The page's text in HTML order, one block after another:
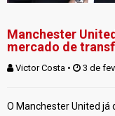
Manchester
mercado de
Victor Costa • 3 de
O Manchester United já